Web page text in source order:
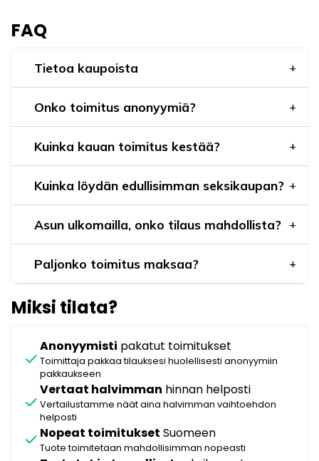
FAQ
Tietoa kaupoista
Onko toimitus anonyymiä?
Kuinka kauan toimitus kestää?
Kuinka löydän edullisimman seksikaupan?
Asun ulkomailla, onko tilaus mahdollista?
Paljonko toimitus maksaa?
Miksi tilata?
check
Anonyymisti pakatut toimitukset
Toimittaja pakkaa tilauksesi huolellisesti anonyymiin
pakkaukseen
check
Vertaat halvimman hinnan helposti
Vertailustamme näät aina halvimman vaihtoehdon
helposti
check Nopeat toimitukset Suomeen
Tuote toimitetaan mahdollisimman nopeasti